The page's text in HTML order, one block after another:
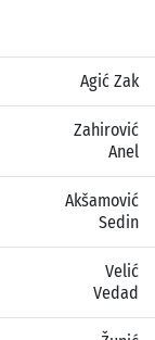
Agić Zak
Zahirović
Anel
Akšamović
Sedin
Velić
Vedad